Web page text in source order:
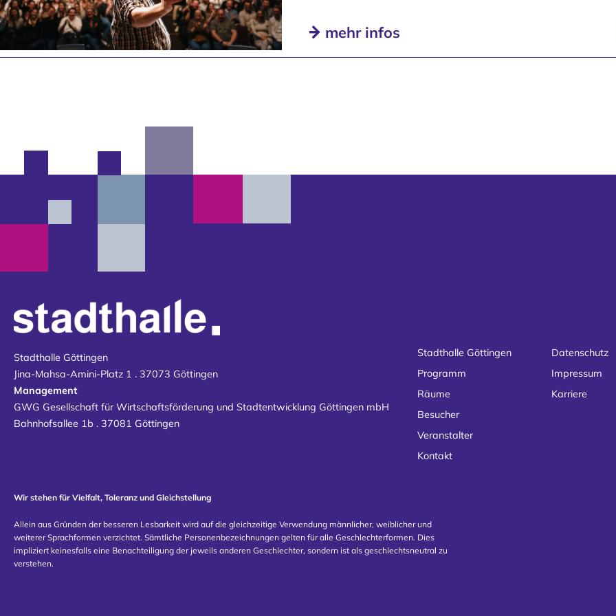
mehr infos
Stadthalle Göttingen
Jina-Mahsa-Amini-Platz 1 . 37073 Göttingen
Management
GWG Gesellschaft für Wirtschaftsförderung und Stadtentwicklung Göttingen mbH
Bahnhofsallee 1b . 37081 Göttingen
Stadthalle Göttingen
Programm
Räume
Besucher
Veranstalter
Kontakt
Datenschutz
Impressum
Karriere
Wir stehen für Vielfalt, Toleranz und Gleichstellung
Allein aus Gründen der besseren Lesbarkeit wird auf die gleichzeitige Verwendung männlicher, weiblicher und
weiterer Sprachformen verzichtet. Sämtliche Personenbezeichnungen gelten für alle Geschlechterformen. Dies
impliziert keinesfalls eine Benachteiligung der jeweils anderen Geschlechter, sondern ist als geschlechtsneutral zu
verstehen.